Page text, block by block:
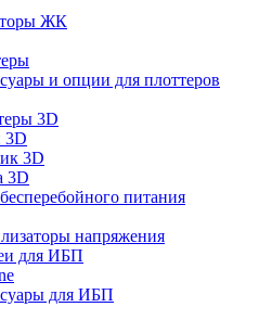
ЖК
и опции для плоттеров
3D
3D
3D
3D
питания
напряжения
для ИБП
для ИБП